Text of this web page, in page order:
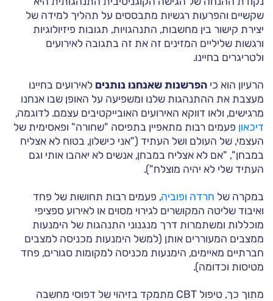
שקשיים והפרעות רגשיות מתבססים על תהליך למידה של
יצירת קישור בין מחשבות, התנהגויות, תגובות פיזיולוגיות
ורגשות שליליים המזינים זה את זה בתגובה לאירועים
ולטריגרים בחיינו.
הרעיון הוא כי הפרשנות שאנחנו נותנים לאירועים בחיינו
מעצבת את ההתנהגות שלנו ומשפיעה על האופן שבו אנחנו
מרגישים, ולאו דווקא האירועים האובייקטיבים עצמם. לדוגמה,
דיכאון פעמים רבות מתאפיין בתפיסה "שחורה" ופאסימית של
העצמי, של העולם ושל העתיד ("אני כישלון, בטוח לא אצליח
במבחן", "אם לא אצליח במבחן, אנשים לא יאהבו אותי וגם
העתיד שלי לא יהיה מוצלח").
במקרה של חרדה ופוביה, פעמים רבות תחושות של פחד
ואיבוד שליטה המקושרים לגירוי מסוים או לאירוע ספציפי
מוכללות ומשתמרות דרך מנגנוני התנהגות של הימנעות
ממצבים המעוררים אותן (למשל הימנעות מכניסה למצבים
חברתיים מאיימים, הימנעות מכניסה למקומות סגורים, פחד
מטיסות וכדומה).
מתוך כך, טיפול CBT מתמקד בזיהוי של דפוסי מחשבה